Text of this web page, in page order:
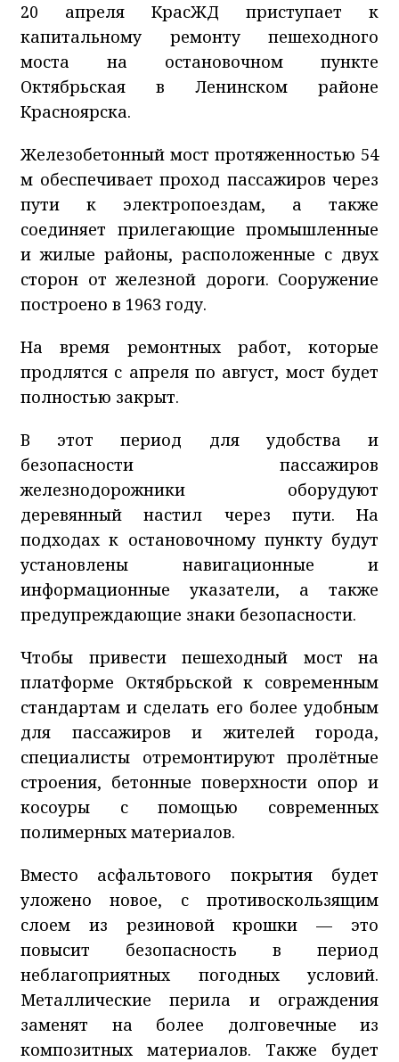
20 апреля КрасЖД приступает к
капитальному ремонту пешеходного
моста на остановочном пункте
Октябрьская в Ленинском районе
Красноярска.
Железобетонный мост протяженностью 54
м обеспечивает проход пассажиров через
пути к электропоездам, а также
соединяет прилегающие промышленные
и жилые районы, расположенные с двух
сторон от железной дороги. Сооружение
построено в 1963 году.
На время ремонтных работ, которые
продлятся с апреля по август, мост будет
полностью закрыт.
В этот период для удобства и
безопасности пассажиров
железнодорожники оборудуют
деревянный настил через пути. На
подходах к остановочному пункту будут
установлены навигационные и
информационные указатели, а также
предупреждающие знаки безопасности.
Чтобы привести пешеходный мост на
платформе Октябрьской к современным
стандартам и сделать его более удобным
для пассажиров и жителей города,
специалисты отремонтируют пролётные
строения, бетонные поверхности опор и
косоуры с помощью современных
полимерных материалов.
Вместо асфальтового покрытия будет
уложено новое, с противоскользящим
слоем из резиновой крошки — это
повысит безопасность в период
неблагоприятных погодных условий.
Металлические перила и ограждения
заменят на более долговечные из
композитных материалов. Также будет